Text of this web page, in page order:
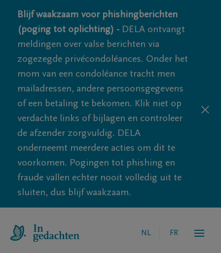
Blijf waakzaam voor phishingberichten
(poging tot oplichting) - DELA ontvangt
meldingen over valse berichten via
zogezegde privécondoléances. Onder het
mom van een condoléance tracht men
mailadressen, andere persoonsgegevens
of een betaling te bekomen. Klik niet op
verdachte links of bijlagen en controleer
de afzender zorgvuldig. DELA
onderneemt meerdere acties om dit te
voorkomen. Pogingen tot phishing en
fraude vallen echter nooit volledig uit te
sluiten, dus blijf waakzaam.
NL FR